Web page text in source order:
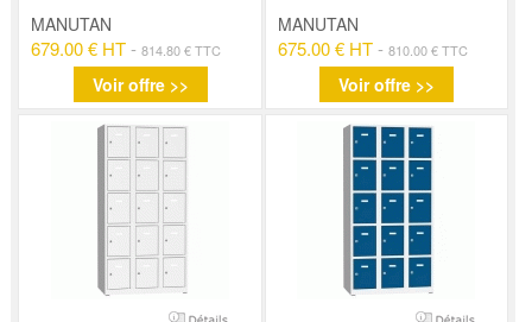
MANUTAN
679.00 € HT -814.80 € TTC
Voir offre >>
MANUTAN
675.00 € HT- 810.00 € TTC
Voir offre >>